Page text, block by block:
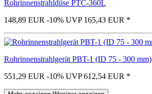
Rohrinnenstrahldüse PTC-360L
148,89 EUR -10% UVP 165,43 EUR *
Rohrinnenstrahlgerät PBT-1 (ID 75 - 300 mm)
551,29 EUR -10% UVP 612,54 EUR *